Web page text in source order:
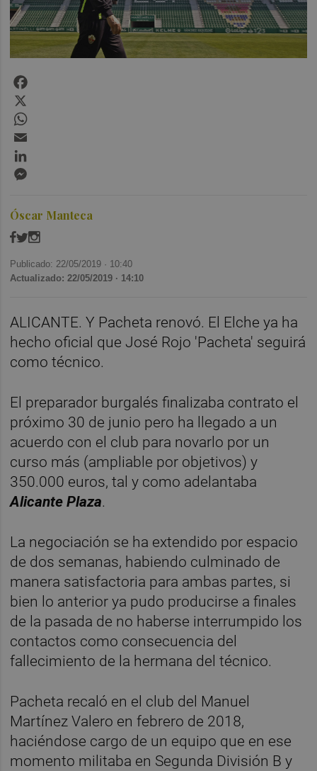
Óscar Manteca
Publicado: 22/05/2019 · 10:40
Actualizado: 22/05/2019 · 14:10
ALICANTE. Y Pacheta renovó. El Elche ya ha
hecho oficial que José Rojo 'Pacheta' seguirá
como técnico.
El preparador burgalés finalizaba contrato el
próximo 30 de junio pero ha llegado a un
acuerdo con el club para novarlo por un
curso más (ampliable por objetivos) y
350.000 euros, tal y como adelantaba
Alicante Plaza.
La negociación se ha extendido por espacio
de dos semanas, habiendo culminado de
manera satisfactoria para ambas partes, si
bien lo anterior ya pudo producirse a finales
de la pasada de no haberse interrumpido los
contactos como consecuencia del
fallecimiento de la hermana del técnico.
Pacheta recaló en el club del Manuel
Martínez Valero en febrero de 2018,
haciéndose cargo de un equipo que en ese
momento militaba en Segunda División B y